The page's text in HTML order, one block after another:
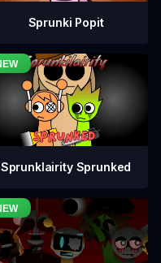
Sprunki Popit
Sprunklairity Sprunked